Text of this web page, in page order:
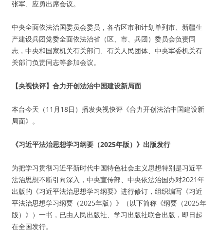
张军、应勇出席会议。
中央全面依法治国委员会委员，各省区市和计划单列市、新疆生
产建设兵团党委全面依法治省（区、市、兵团）委员会负责同
志，中央和国家机关有关部门、有关人民团体、中央军委机关有
关部门负责同志等参加会议。
【央视快评】合力开创法治中国建设新局面
本台今天（11月18日）播发央视快评《合力开创法治中国建设新
局面》。
《习近平法治思想学习纲要（2025年版）》出版发行
为把学习贯彻习近平新时代中国特色社会主义思想特别是习近平
法治思想不断引向深入，中央宣传部、中央依法治国办对2021年
出版的《习近平法治思想学习纲要》进行修订，组织编写《习近
平法治思想学习纲要（2025年版）》（以下简称《纲要（2025年
版）》）一书，已由人民出版社、学习出版社联合出版，即日起
在全国发行。